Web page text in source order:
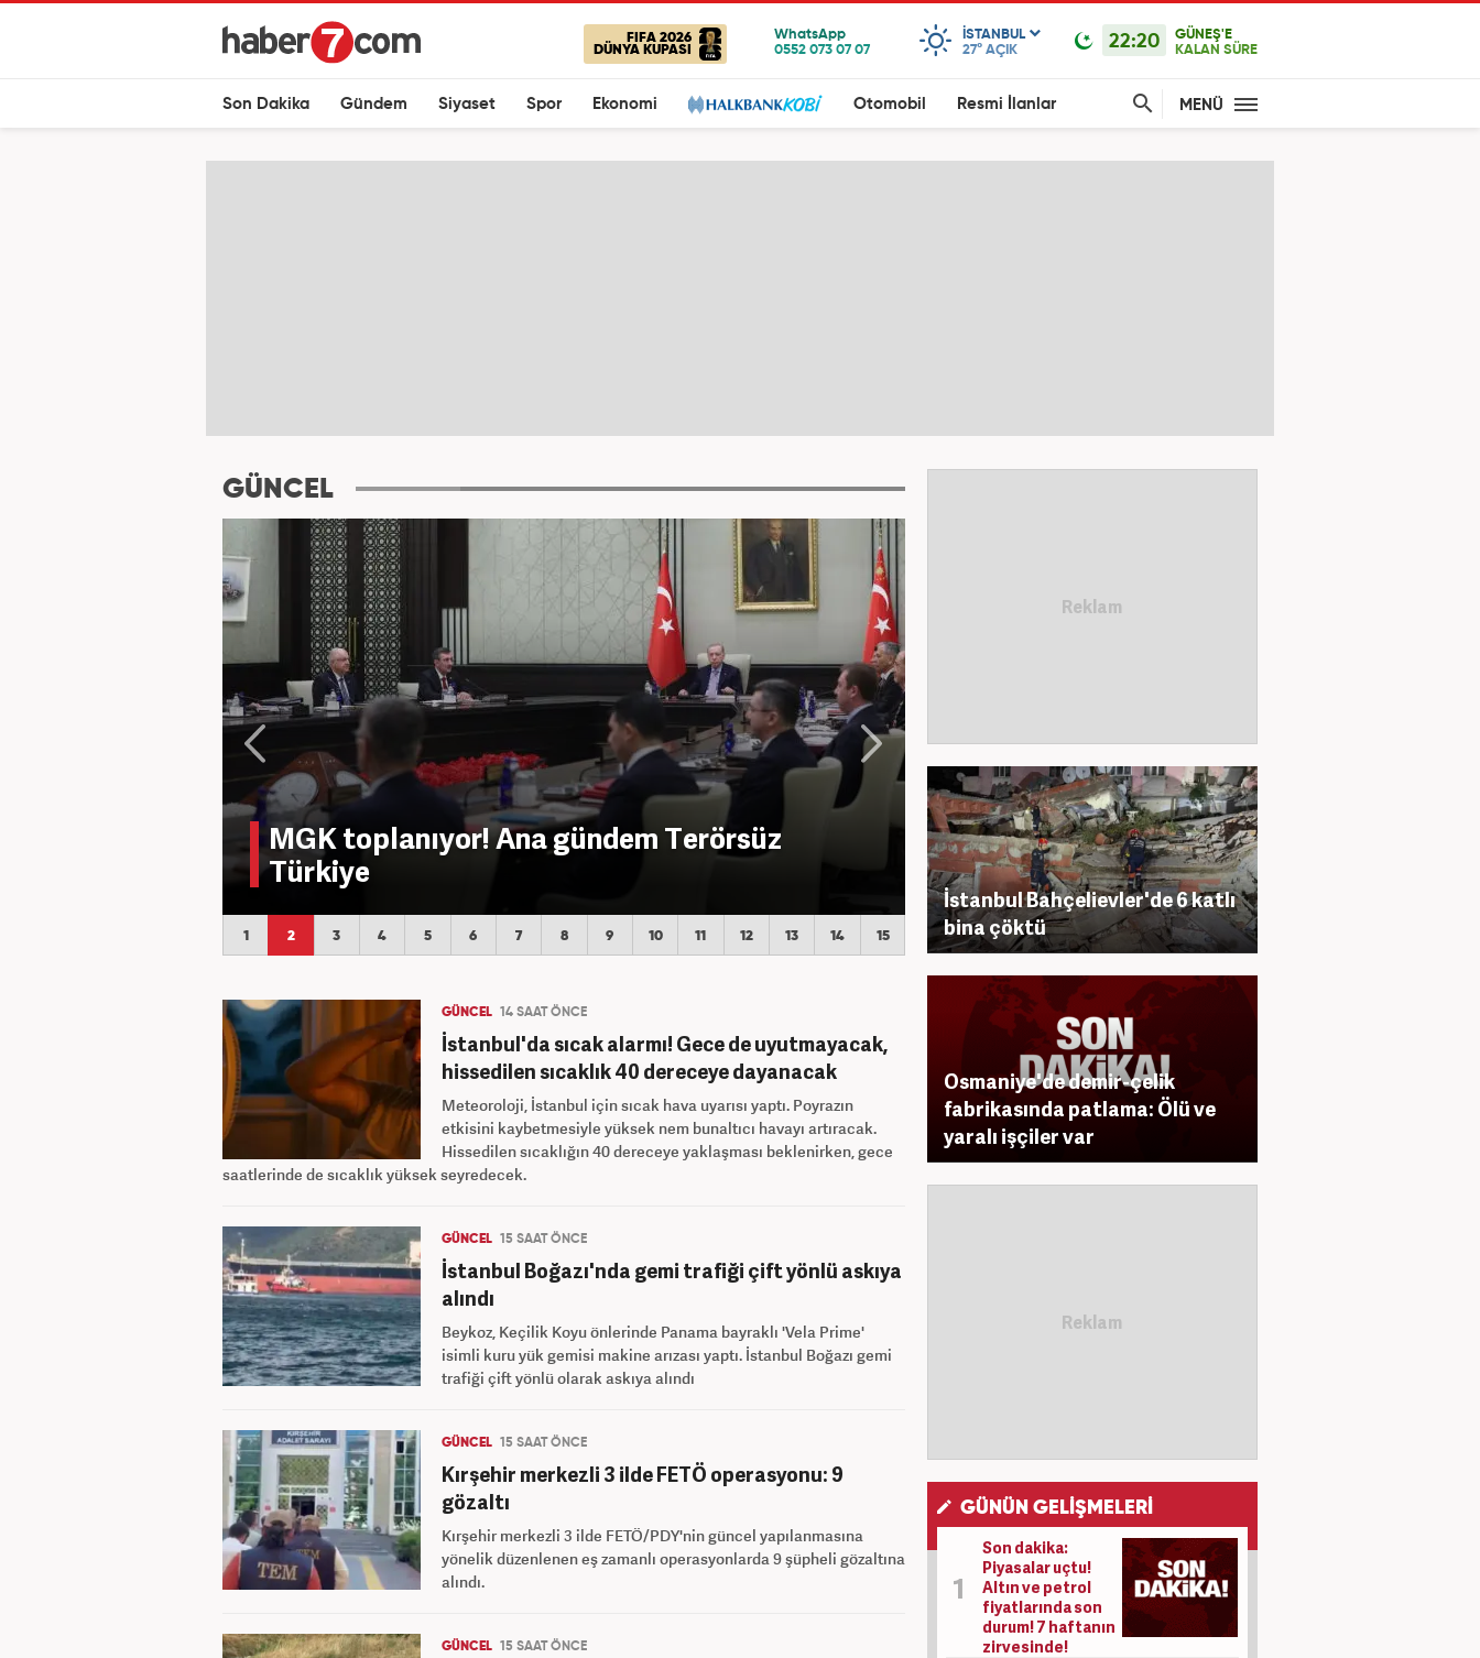
FIFA 2026
DÜNYA KUPASI
ISTANBUL
27° AÇIK 22:20
GÜNEŞ'E
KALAN SÜRE
Son Dakika Gündem Siyaset Spor Ekonomi Otomobil Resmi İlanlar MENÜ
GÜNCEL
MGK toplanıyor! Ana gündem Terörsüz
Türkiye
1 2 3 4 5 6 7 8 9 10 11 12 13 14 15
GÜNCEL 14 SAAT ÖNCE
İstanbul'da sıcak alarmı! Gece de uyutmayacak,
hissedilen sıcaklık 40 dereceye dayanacak
Meteoroloji, İstanbul için sıcak hava uyarısı yaptı. Poyrazın
etkisini kaybetmesiyle yüksek nem bunaltıcı havayı artıracak.
Hissedilen sıcaklığın 40 dereceye yaklaşması beklenirken, gece
saatlerinde de sıcaklık yüksek seyredecek.
GÜNCEL 15 SAAT ÖNCE
İstanbul Boğazı'nda gemi trafiği çift yönlü askıya
alındı
Beykoz, Keçilik Koyu önlerinde Panama bayraklı 'Vela Prime'
isimli kuru yük gemisi makine arızası yaptı. İstanbul Boğazı gemi
trafiği çift yönlü olarak askıya alındı
GÜNCEL 15 SAAT ÖNCE
Kırşehir merkezli 3 ilde FETÖ operasyonu: 9
gözaltı
Kırşehir merkezli 3 ilde FETÖ/PDY'nin güncel yapılanmasına
yönelik düzenlenen eş zamanlı operasyonlarda 9 şüpheli gözaltına
alındı.
GÜNCEL 15 SAAT ÖNCE
İstanbul Bahçelievler'de 6 katlı
bina çöktü
Osmaniye'de demir-çelik
fabrikasında patlama: Ölü ve
yaralı işçiler var
GÜNÜN GELİŞMELERİ
Son dakika:
Piyasalar uçtu!
Altın ve petrol
fiyatlarında son
durum! 7 haftanın
zirvesinde!